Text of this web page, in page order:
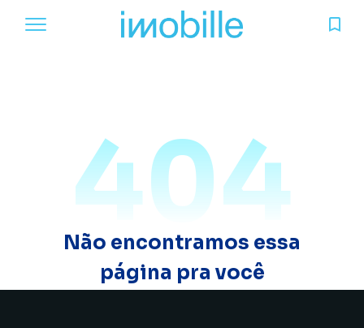
404
Não encontramos essa
página pra você